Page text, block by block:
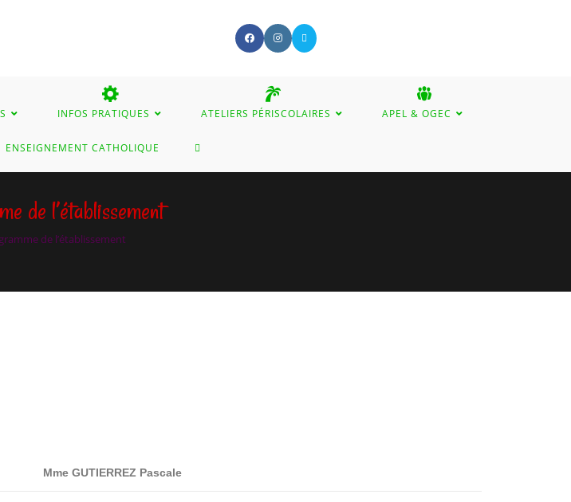
INFOS PRATIQUES ATELIERS PÉRISCOLAIRES APEL & OGEC
ENSEIGNEMENT CATHOLIQUE
de l’établissement
de l’établissement
Mme GUTIERREZ Pascale